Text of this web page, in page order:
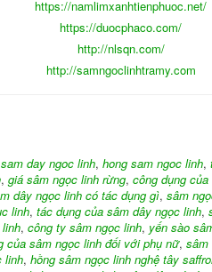
https://namlimxanhtienphuoc.net/
https://duocphaco.com/
http://nlsqn.com/
http://samngoclinhtramy.com
sam day ngoc linh, hong sam ngoc linh,
, giá sâm ngọc linh rừng, công dụng
dây ngọc linh có tác dụng gì, sâm
linh, tác dụng của sâm dây ngọc linh,
, công ty sâm ngọc linh, yến sào
của sâm ngọc linh đối với phụ nữ, sâm
linh, hồng sâm ngọc linh nghệ tây